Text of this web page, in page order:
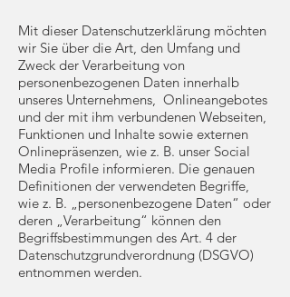
Mit dieser Datenschutzerklärung möchten
wir Sie über die Art, den Umfang und
Zweck der Verarbeitung von
personenbezogenen Daten innerhalb
unseres Unternehmens, Onlineangebotes
und der mit ihm verbundenen Webseiten,
Funktionen und Inhalte sowie externen
Onlinepräsenzen, wie z. B. unser Social
Media Profile informieren. Die genauen
Definitionen der verwendeten Begriffe,
wie z. B. „personenbezogene Daten“ oder
deren „Verarbeitung“ können den
Begriffsbestimmungen des Art. 4 der
Datenschutzgrundverordnung (DSGVO)
entnommen werden.